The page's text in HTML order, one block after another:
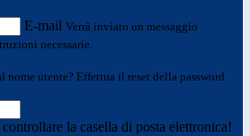
E-mail Verrà inviato un messaggio
necessarie.
nome utente? Effettua il reset della password
la casella di posta elettronica!